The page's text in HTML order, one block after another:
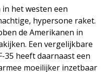
het westen een
hypersone raket.
de Amerikanen in
Een vergelijkbare
35 heeft daarnaast een
moeilijker inzetbaar